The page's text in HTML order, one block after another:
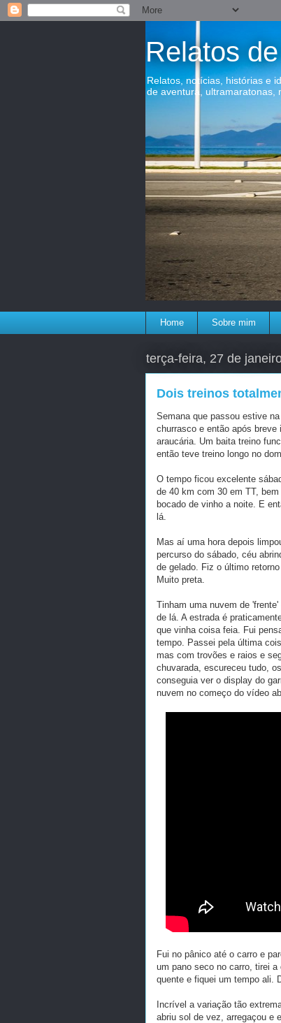
Relatos
Relatos, notícias, histórias e
de aventura, ultramaratonas,
Home Sobre mim
terça-feira, 27 de
Dois treinos
Semana que passou estive
churrasco e então após
araucária. Um baita treino
então teve treino longo no
O tempo ficou excelente
de 40 km com 30 em TT,
bocado de vinho a noite. E
lá.
Mas aí uma hora depois
percurso do sábado, céu
de gelado. Fiz o último
Muito preta.
Tinham uma nuvem de
de lá. A estrada é
que vinha coisa feia. Fui
tempo. Passei pela última
mas com trovões e raios e
chuvarada, escureceu tudo,
conseguia ver o display do
nuvem no começo do vídeo
Fui no pânico até o carro e
um pano seco no carro, tirei
quente e fiquei um tempo ali.
Incrível a variação tão
abriu sol de vez, arregaçou e